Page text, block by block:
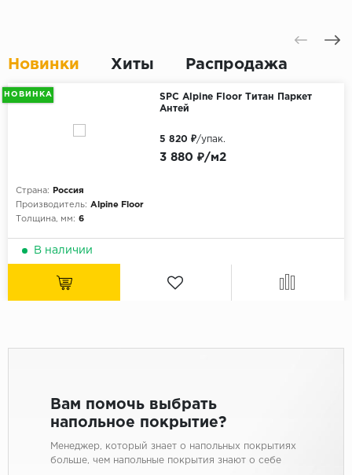
Новинки Хиты Распродажа
НОВИНКА
SPC Alpine Floor Титан Паркет
Антей
Страна:
Россия
Производитель: Alpine Floor
Толщина, мм: 6
3 880 ₽/м2
5 820 ₽/упак.
В наличии
Вам помочь выбрать
напольное покрытие?
Менеджер, который знает о напольных покрытиях
больше, чем напольные покрытия знают о себе